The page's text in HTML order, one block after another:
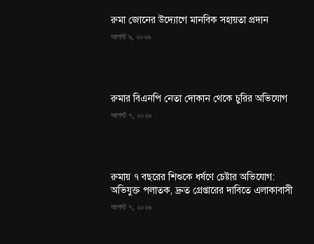
রুমা জোনের উদ্যোগে মানবিক সহায়তা প্রদান
আগস্ট ৯, ২০২৬
রুমার বিএনপি নেতা দোকান থেকে চুরির অভিযোগ
আগস্ট ৭, ২০২৬
রুমায় ৭ বছরের শিশুকে ধর্ষণে চেষ্টার অভিযোগ:
অভিযুক্ত পলাতক, দ্রুত গ্রেপ্তারের দাবিতে এলাকাবাসী
আগস্ট ৭, ২০২৬